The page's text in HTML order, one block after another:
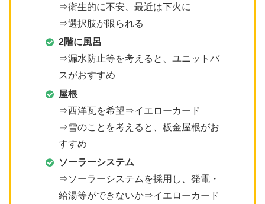
⇒衛生的に不安、最近は下火に
⇒選択肢が限られる
2階に風呂
⇒漏水防止等を考えると、ユニットバ
スがおすすめ
屋根
⇒西洋瓦を希望⇒イエローカード
⇒雪のことを考えると、板金屋根がお
すすめ
ソーラーシステム
⇒ソーラーシステムを採用し、発電・
給湯等ができないか⇒イエローカード